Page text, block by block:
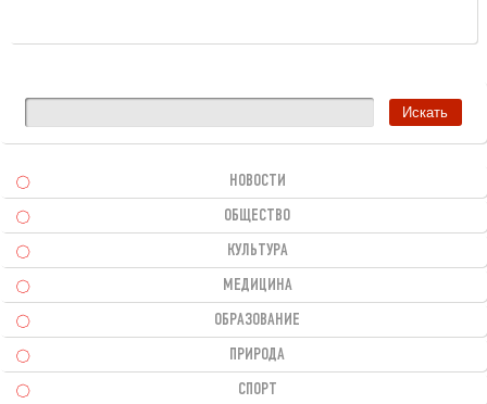
НОВОСТИ
ОБЩЕСТВО
КУЛЬТУРА
МЕДИЦИНА
ОБРАЗОВАНИЕ
ПРИРОДА
СПОРТ